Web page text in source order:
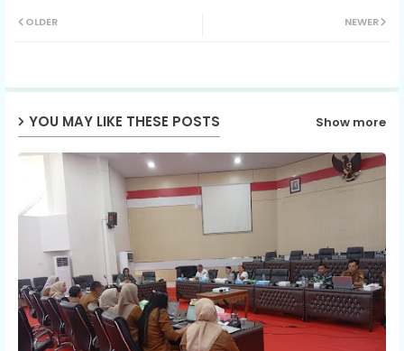
ap
NEWER
OLDER
YOU MAY LIKE THESE POSTS Show more